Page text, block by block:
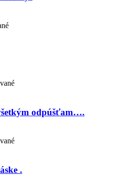
odpúšťam….
.